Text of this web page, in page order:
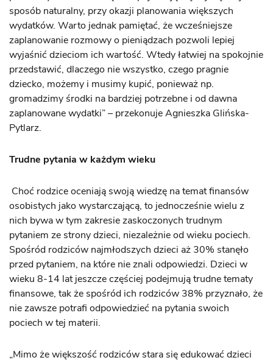
sposób naturalny, przy okazji planowania większych
wydatków. Warto jednak pamiętać, że wcześniejsze
zaplanowanie rozmowy o pieniądzach pozwoli lepiej
wyjaśnić dzieciom ich wartość. Wtedy łatwiej na spokojnie
przedstawić, dlaczego nie wszystko, czego pragnie
dziecko, możemy i musimy kupić, ponieważ np.
gromadzimy środki na bardziej potrzebne i od dawna
zaplanowane wydatki” – przekonuje Agnieszka Glińska-
Pytlarz.
Trudne pytania w każdym wieku
Choć rodzice oceniają swoją wiedzę na temat finansów
osobistych jako wystarczającą, to jednocześnie wielu z
nich bywa w tym zakresie zaskoczonych trudnym
pytaniem ze strony dzieci, niezależnie od wieku pociech.
Spośród rodziców najmłodszych dzieci aż 30% stanęło
przed pytaniem, na które nie znali odpowiedzi. Dzieci w
wieku 8-14 lat jeszcze częściej podejmują trudne tematy
finansowe, tak że spośród ich rodziców 38% przyznało, że
nie zawsze potrafi odpowiedzieć na pytania swoich
pociech w tej materii.
„Mimo że większość rodziców stara się edukować dzieci